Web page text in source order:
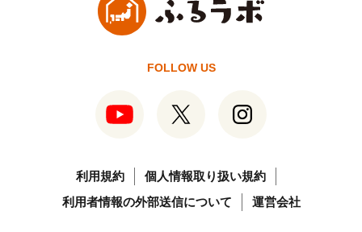
FOLLOW US
利用規約
個人情報取り扱い規約
利用者情報の外部送信について
運営会社